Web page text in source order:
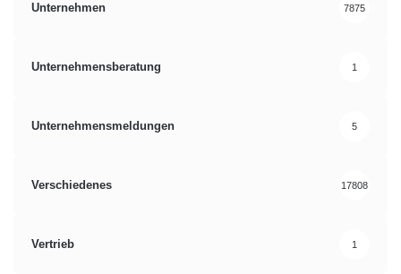
Unternehmen 7875
Unternehmensberatung 1
Unternehmensmeldungen 5
Verschiedenes 17808
Vertrieb 1